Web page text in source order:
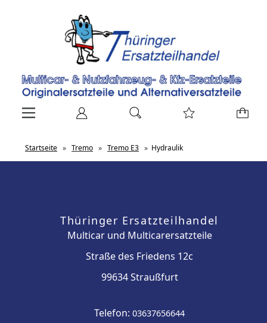
Startseite » Tremo » Tremo E3 » Hydraulik
Thüringer Ersatzteilhandel
Multicar und Multicarersatzteile
Straße des Friedens 12c
99634 Straußfurt
Telefon: 03637656644